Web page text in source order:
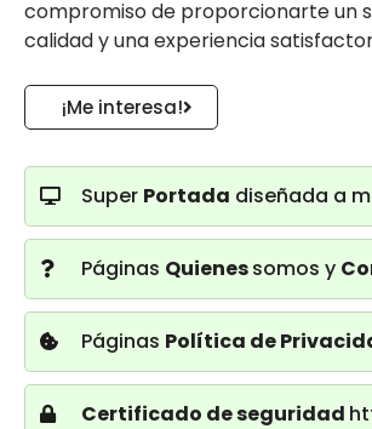
compromiso de proporcionarte un
calidad y una experiencia
¡Me interesa!
Super Portada diseñada a
Páginas Quienessomos y
Páginas Política de
Certificado de seguridad